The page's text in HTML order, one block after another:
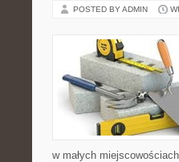
POSTED BY ADMIN
w małych